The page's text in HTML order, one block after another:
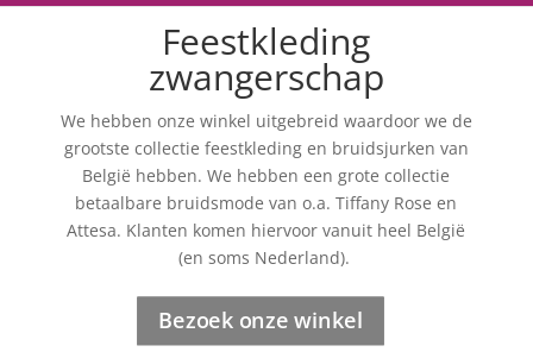
Feestkleding
zwangerschap
We hebben onze winkel uitgebreid waardoor we de
grootste collectie feestkleding en bruidsjurken van
België hebben. We hebben een grote collectie
betaalbare bruidsmode van o.a. Tiffany Rose en
Attesa. Klanten komen hiervoor vanuit heel België
(en soms Nederland).
Bezoek onze winkel